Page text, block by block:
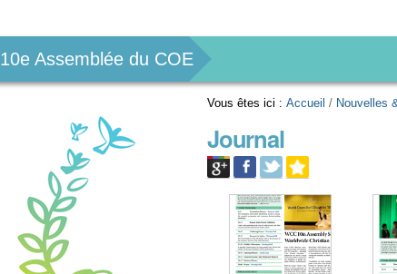
10e Assemblée du COE
Vous êtes ici : Accueil / Nouvelles
Journal